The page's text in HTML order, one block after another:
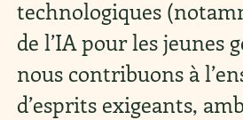
technologiques
de l’IA pour les jeunes
nous contribuons à
d’esprits exigeants,